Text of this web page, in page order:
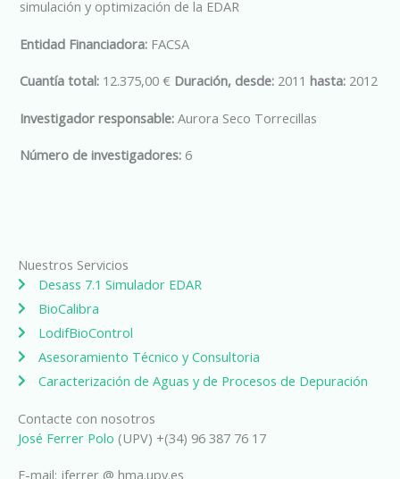
simulación y optimización de la EDAR
Entidad Financiadora: FACSA
Cuantía total: 12.375,00 € Duración, desde: 2011hasta: 2012
Investigador responsable: Aurora Seco Torrecillas
Número de investigadores: 6
Nuestros Servicios
Desass 7.1 Simulador EDAR
BioCalibra
LodifBioControl
Asesoramiento Técnico y Consultoria
Caracterización de Aguas y de Procesos de Depuración
Contacte con nosotros
José Ferrer Polo (UPV) +(34) 96 387 76 17
E-mail: jferrer @ hma.upv.es